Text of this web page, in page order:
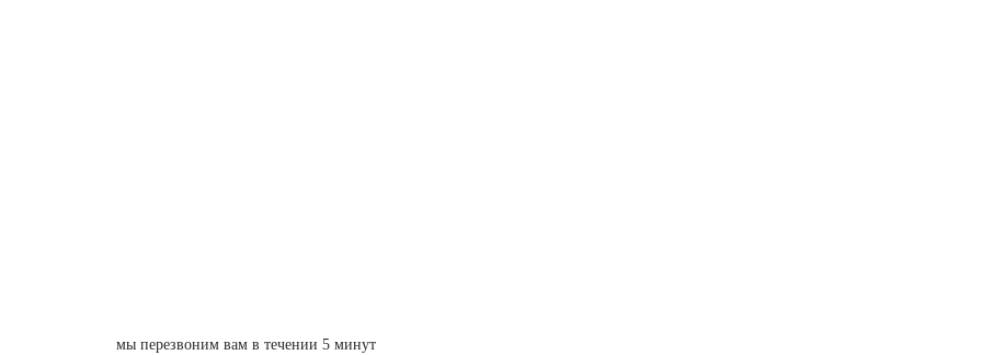
мы перезвоним вам в течении 5 минут